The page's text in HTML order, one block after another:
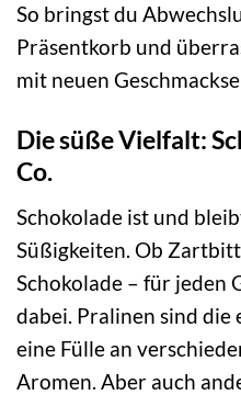
So bringst du
Präsentkorb und
mit neuen
Die süße Vielfalt:
Co.
Schokolade ist und
Süßigkeiten. Ob
Schokolade – für jeden
dabei. Pralinen sind
eine Fülle an
Aromen. Aber auch